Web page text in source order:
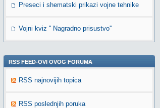
Preseci i shematski prikazi vojne tehnike
Vojni kviz '' Nagradno prisustvo''
RSS FEED-OVI OVOG FORUMA
RSS najnovijih topica
RSS poslednjih poruka